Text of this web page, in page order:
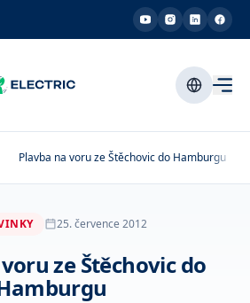
Plavba na voru ze Štěchovic do Hamburgu
25. července 2012
ze Štěchovic do